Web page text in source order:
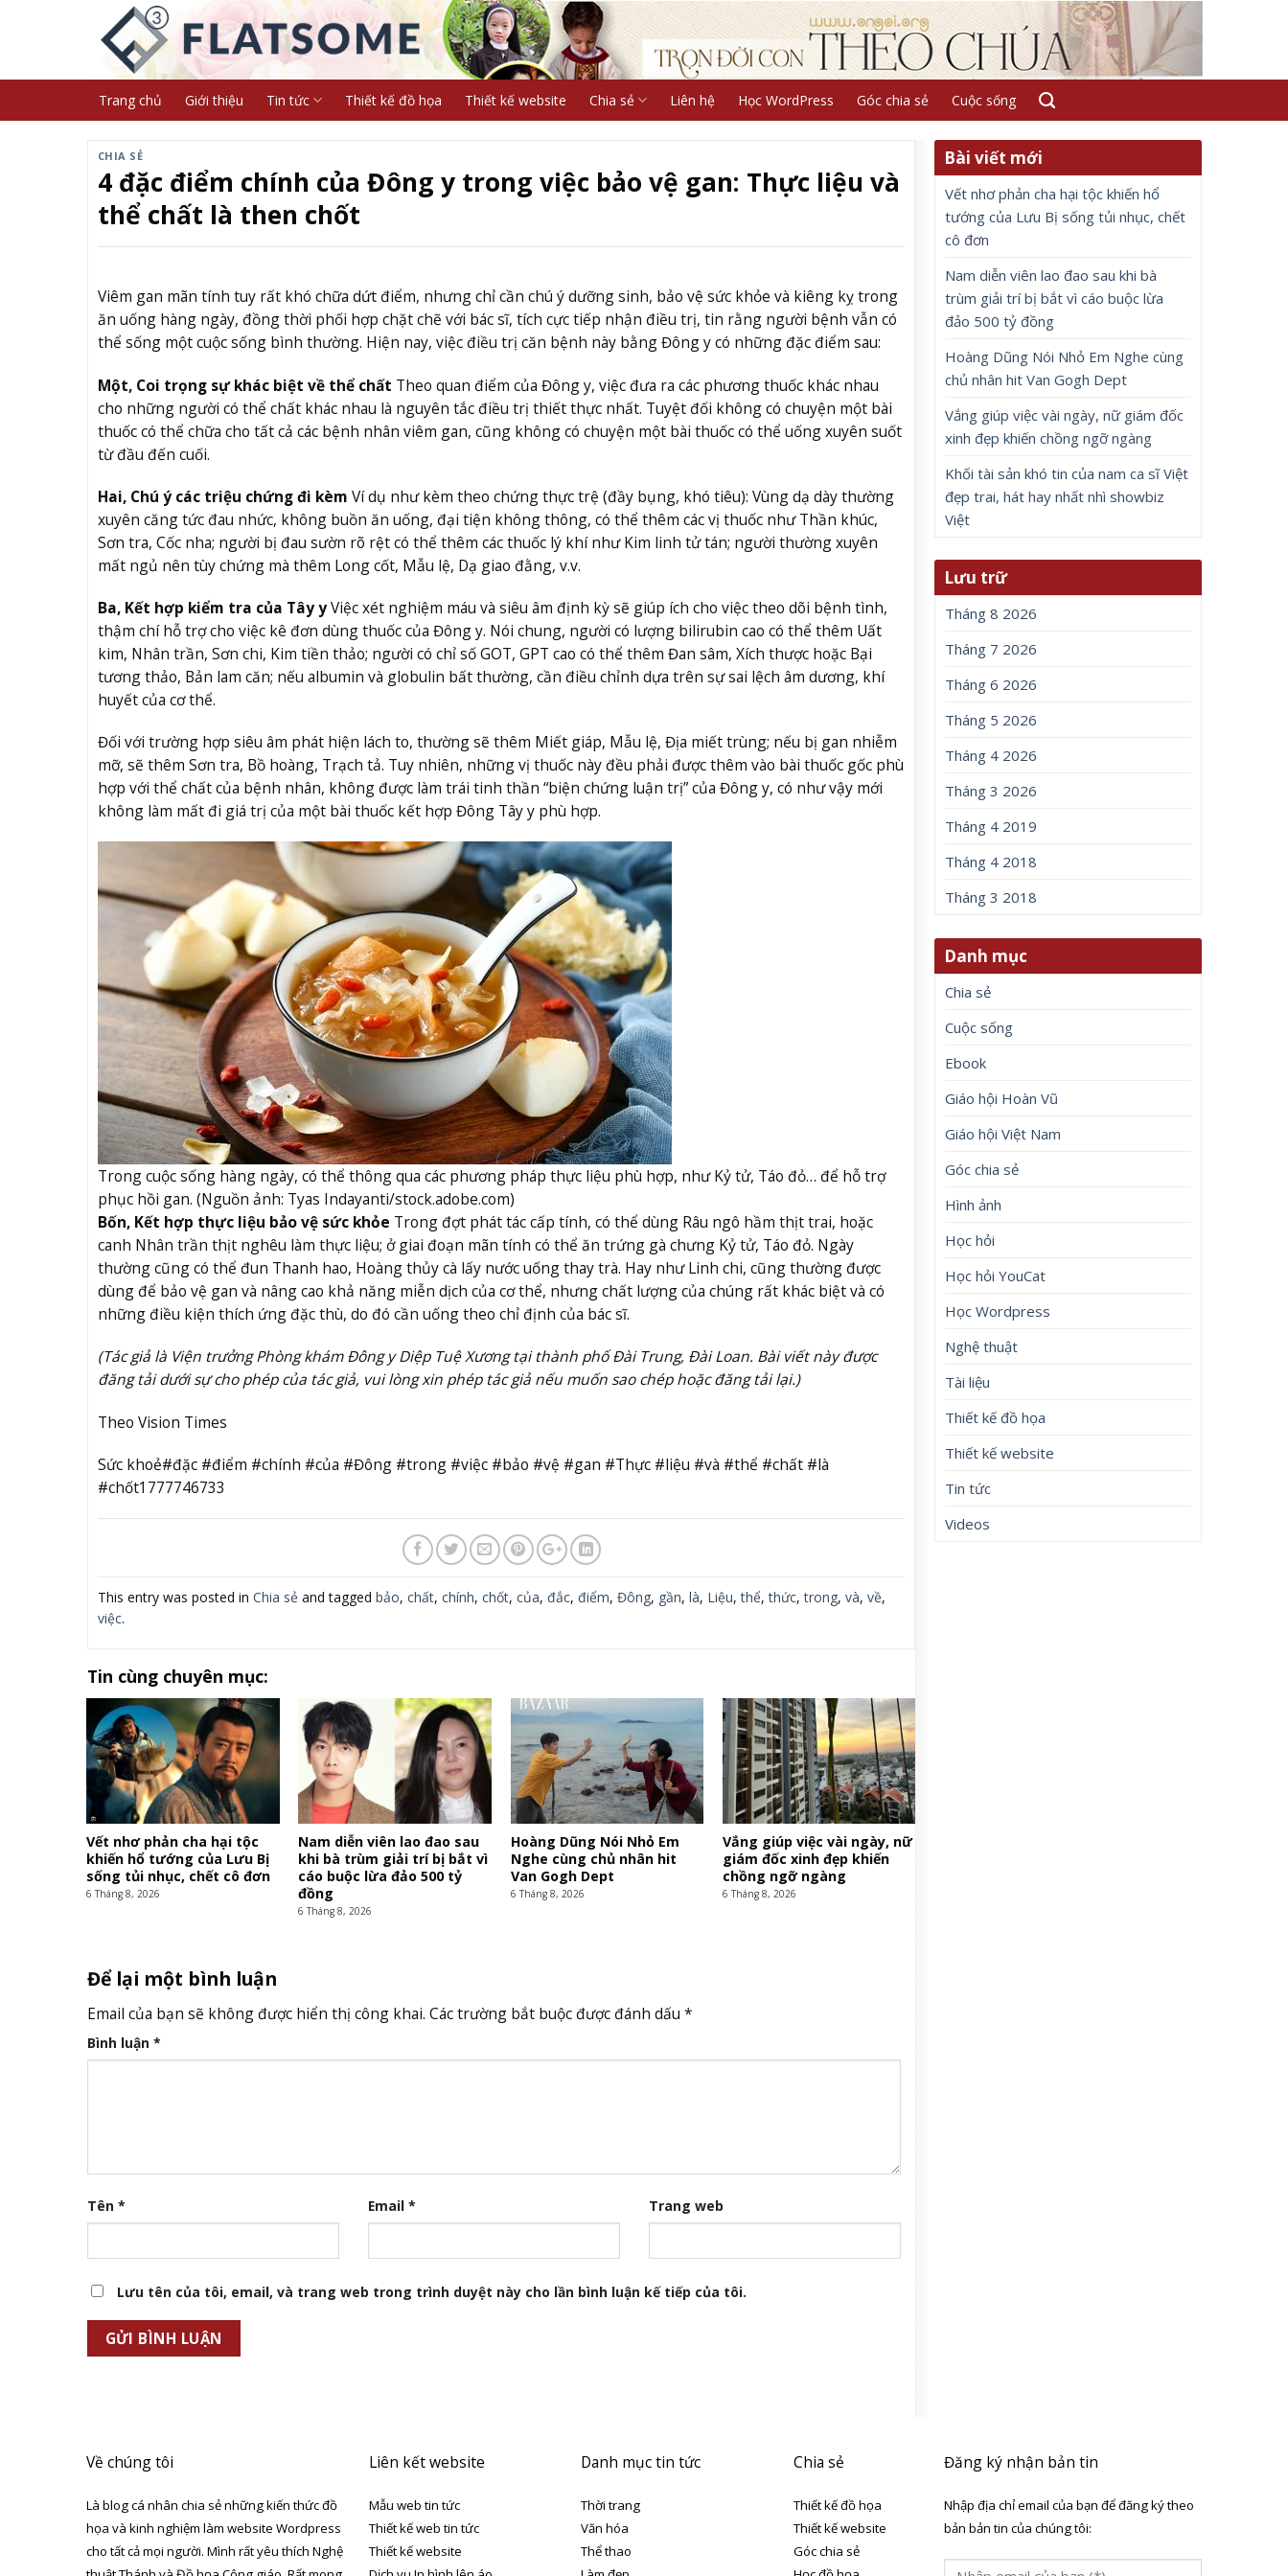
Trang chủ Giới thiệu Tin tức Thiết kế đồ họa Thiết kế website Chia sẻ Liên hệ Học WordPress Góc chia sẻ Cuộc sống
CHIA SẺ
4 đặc điểm chính của Đông y trong việc bảo vệ gan: Thực liệu và
thể chất là then chốt
Viêm gan mãn tính tuy rất khó chữa dứt điểm, nhưng chỉ cần chú ý dưỡng sinh, bảo vệ sức khỏe và kiêng kỵ trong
ăn uống hàng ngày, đồng thời phối hợp chặt chẽ với bác sĩ, tích cực tiếp nhận điều trị, tin rằng người bệnh vẫn có
thể sống một cuộc sống bình thường. Hiện nay, việc điều trị căn bệnh này bằng Đông y có những đặc điểm sau:
Một, Coi trọng sự khác biệt về thể chất Theo quan điểm của Đông y, việc đưa ra các phương thuốc khác nhau
cho những người có thể chất khác nhau là nguyên tắc điều trị thiết thực nhất. Tuyệt đối không có chuyện một bài
thuốc có thể chữa cho tất cả các bệnh nhân viêm gan, cũng không có chuyện một bài thuốc có thể uống xuyên suốt
từ đầu đến cuối.
Hai, Chú ý các triệu chứng đi kèm Ví dụ như kèm theo chứng thực trệ (đầy bụng, khó tiêu): Vùng dạ dày thường
xuyên căng tức đau nhức, không buồn ăn uống, đại tiện không thông, có thể thêm các vị thuốc như Thần khúc,
Sơn tra, Cốc nha; người bị đau sườn rõ rệt có thể thêm các thuốc lý khí như Kim linh tử tán; người thường xuyên
mất ngủ nên tùy chứng mà thêm Long cốt, Mẫu lệ, Dạ giao đằng, v.v.
Ba, Kết hợp kiểm tra của Tây yViệc xét nghiệm máu và siêu âm định kỳ sẽ giúp ích cho việc theo dõi bệnh tình,
thậm chí hỗ trợ cho việc kê đơn dùng thuốc của Đông y. Nói chung, người có lượng bilirubin cao có thể thêm Uất
kim, Nhân trần, Sơn chi, Kim tiền thảo; người có chỉ số GOT, GPT cao có thể thêm Đan sâm, Xích thược hoặc Bại
tương thảo, Bản lam căn; nếu albumin và globulin bất thường, cần điều chỉnh dựa trên sự sai lệch âm dương, khí
huyết của cơ thể.
Đối với trường hợp siêu âm phát hiện lách to, thường sẽ thêm Miết giáp, Mẫu lệ, Địa miết trùng; nếu bị gan nhiễm
mỡ, sẽ thêm Sơn tra, Bồ hoàng, Trạch tả. Tuy nhiên, những vị thuốc này đều phải được thêm vào bài thuốc gốc phù
hợp với thể chất của bệnh nhân, không được làm trái tinh thần “biện chứng luận trị” của Đông y, có như vậy mới
không làm mất đi giá trị của một bài thuốc kết hợp Đông Tây y phù hợp.
Trong cuộc sống hàng ngày, có thể thông qua các phương pháp thực liệu phù hợp, như Kỷ tử, Táo đỏ… để hỗ trợ
phục hồi gan. (Nguồn ảnh: Tyas Indayanti/stock.adobe.com)
Bốn, Kết hợp thực liệu bảo vệ sức khỏe Trong đợt phát tác cấp tính, có thể dùng Râu ngô hầm thịt trai, hoặc
canh Nhân trần thịt nghêu làm thực liệu; ở giai đoạn mãn tính có thể ăn trứng gà chưng Kỷ tử, Táo đỏ. Ngày
thường cũng có thể đun Thanh hao, Hoàng thủy cà lấy nước uống thay trà. Hay như Linh chi, cũng thường được
dùng để bảo vệ gan và nâng cao khả năng miễn dịch của cơ thể, nhưng chất lượng của chúng rất khác biệt và có
những điều kiện thích ứng đặc thù, do đó cần uống theo chỉ định của bác sĩ.
(Tác giả là Viện trưởng Phòng khám Đông y Diệp Tuệ Xương tại thành phố Đài Trung, Đài Loan. Bài viết này được
đăng tải dưới sự cho phép của tác giả, vui lòng xin phép tác giả nếu muốn sao chép hoặc đăng tải lại.)
Theo Vision Times
Sức khoẻ#đặc #điểm #chính #của #Đông #trong #việc #bảo #vệ #gan #Thực #liệu #và #thể #chất #là
#chốt1777746733
This entry was posted in Chia sẻ and tagged bảo, chất, chính, chốt, của, đắc, điểm, Đông, gần, là, Liệu,thể,thức,trong, và, về,
việc.
Tin cùng chuyên mục:
Vết nhơ phản cha hại tộc
khiến hổ tướng của Lưu Bị
sống tủi nhục, chết cô đơn
6 Tháng 8, 2026
Nam diễn viên lao đao sau
khi bà trùm giải trí bị bắt vì
cáo buộc lừa đảo 500 tỷ
đồng
6 Tháng 8, 2026
Hoàng Dũng Nói Nhỏ Em
Nghe cùng chủ nhân hit
Van Gogh Dept
6 Tháng 8, 2026
Vắng giúp việc vài ngày, nữ
giám đốc xinh đẹp khiến
chồng ngỡ ngàng
6 Tháng 8, 2026
Để lại một bình luận
Email của bạn sẽ không được hiển thị công khai. Các trường bắt buộc được đánh dấu *
Bình luận *
Tên * Email * Trang web
Lưu tên của tôi, email, và trang web trong trình duyệt này cho lần bình luận kế tiếp của tôi.
Bài viết mới
Vết nhơ phản cha hại tộc khiến hổ
tướng của Lưu Bị sống tủi nhục, chết
cô đơn
Nam diễn viên lao đao sau khi bà
trùm giải trí bị bắt vì cáo buộc lừa
đảo 500 tỷ đồng
Hoàng Dũng Nói Nhỏ Em Nghe cùng
chủ nhân hit Van Gogh Dept
Vắng giúp việc vài ngày, nữ giám đốc
xinh đẹp khiến chồng ngỡ ngàng
Khối tài sản khó tin của nam ca sĩ Việt
đẹp trai, hát hay nhất nhì showbiz
Việt
Lưu trữ
Tháng 8 2026
Tháng 7 2026
Tháng 6 2026
Tháng 5 2026
Tháng 4 2026
Tháng 3 2026
Tháng 4 2019
Tháng 4 2018
Tháng 3 2018
Danh mục
Chia sẻ
Cuộc sống
Ebook
Giáo hội Hoàn Vũ
Giáo hội Việt Nam
Góc chia sẻ
Hình ảnh
Học hỏi
Học hỏi YouCat
Học Wordpress
Nghệ thuật
Tài liệu
Thiết kế đồ họa
Thiết kế website
Tin tức
Videos
Về chúng tôi
Là blog cá nhân chia sẻ những kiến thức đồ
họa và kinh nghiệm làm website Wordpress
cho tất cả mọi người. Mình rất yêu thích Nghệ
Liên kết website
Mẫu web tin tức
Thiết kế web tin tức
Thiết kế website
Danh mục tin tức
Thời trang
Văn hóa
Thể thao
Chia sẻ
Thiết kế đồ họa
Thiết kế website
Góc chia sẻ
Đăng ký nhận bản tin
Nhập địa chỉ email của bạn để đăng ký theo
bản bản tin của chúng tôi: